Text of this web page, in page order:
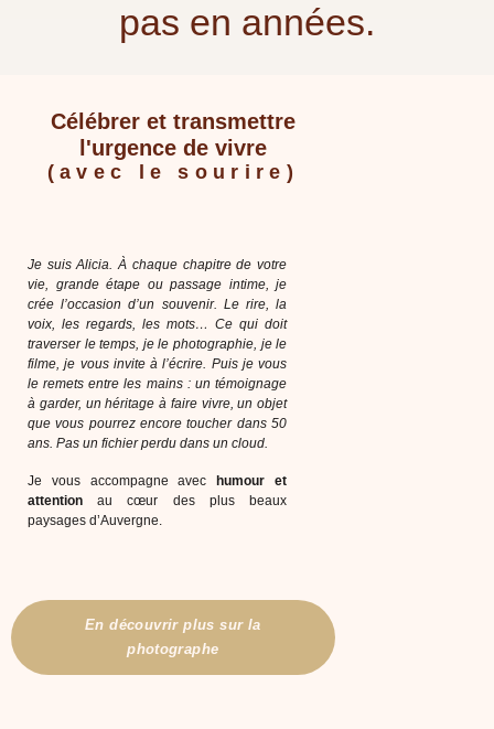
pas en années.
Célébrer et transmettre
l'urgence de vivre
(avec le sourire)
Je suis Alicia. À chaque chapitre de votre
vie, grande étape ou passage intime, je
crée l’occasion d’un souvenir. Le rire, la
voix, les regards, les mots… Ce qui doit
traverser le temps, je le photographie, je le
filme, je vous invite à l’écrire. Puis je vous
le remets entre les mains : un témoignage
à garder, un héritage à faire vivre, un objet
que vous pourrez encore toucher dans 50
ans. Pas un fichier perdu dans un cloud.
Je vous accompagne avec humour et
attention au cœur des plus beaux
paysages d’Auvergne.
En découvrir plus sur la
photographe